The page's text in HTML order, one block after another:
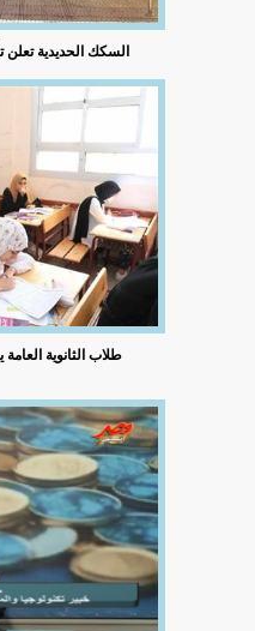
السكك الحديدية تعلن
طلاب الثانوية